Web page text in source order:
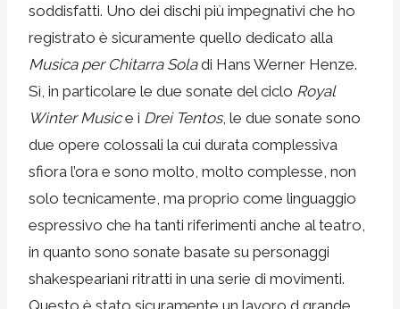
soddisfatti. Uno dei dischi più impegnativi che ho
registrato è sicuramente quello dedicato alla
Musica per Chitarra Soladi Hans Werner Henze.
Sì, in particolare le due sonate del ciclo Royal
Winter Musice i Drei Tentos, le due sonate sono
due opere colossali la cui durata complessiva
sfiora l’ora e sono molto, molto complesse, non
solo tecnicamente, ma proprio come linguaggio
espressivo che ha tanti riferimenti anche al teatro,
in quanto sono sonate basate su personaggi
shakespeariani ritratti in una serie di movimenti.
Questo è stato sicuramente un lavoro d grande